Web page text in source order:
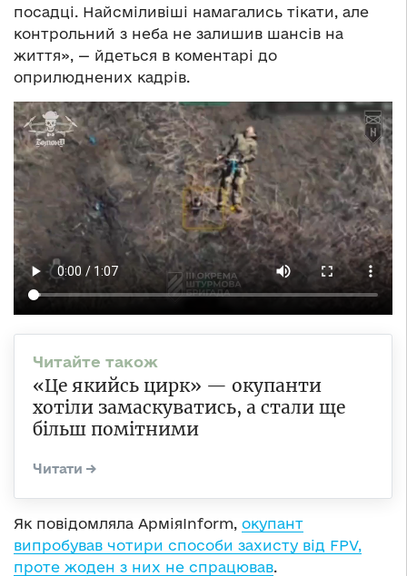
посадці. Найсміливіші намагались тікати, але
контрольний з неба не залишив шансів на
життя», — йдеться в коментарі до
оприлюднених кадрів.
«Це якийсь цирк» — окупанти
хотіли замаскуватись, а стали ще
більш помітними
Як повідомляла АрміяInform, окупант
випробував чотири способи захисту від FPV,
проте жоден з них не спрацював.